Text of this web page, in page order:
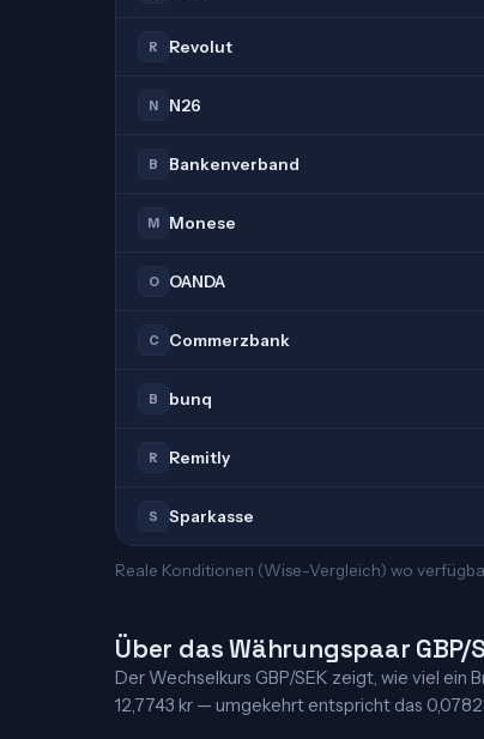
R Revolut
N N26
B Bankenverband
M Monese
O OANDA
C Commerzbank
B bunq
R Remitly
S Sparkasse
Reale Konditionen (Wise-Vergleich) wo
Über das Währungspaar GBP/
Der Wechselkurs GBP/SEK zeigt, wie viel ein
12,7743 kr — umgekehrt entspricht das